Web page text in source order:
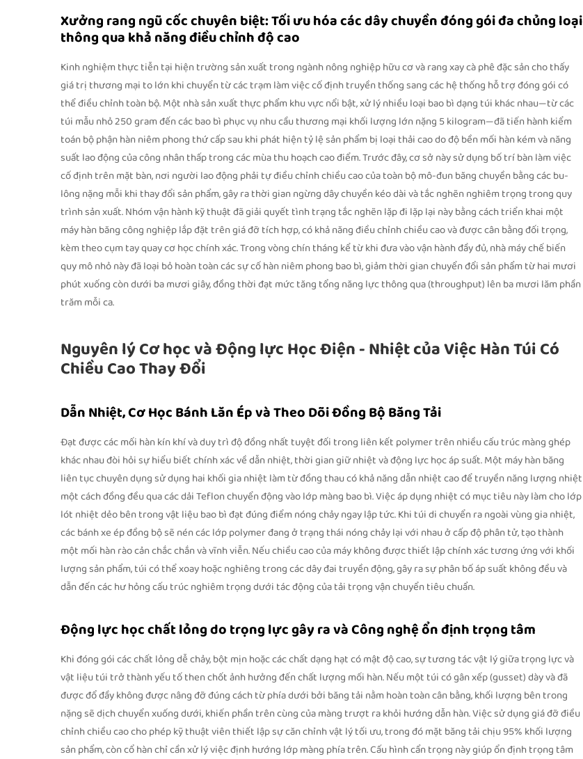
Xưởng rang ngũ cốc chuyên biệt: Tối ưu hóa các dây chuyền đóng gói đa chủng loại
thông qua khả năng điều chỉnh độ cao
Kinh nghiệm thực tiễn tại hiện trường sản xuất trong ngành nông nghiệp hữu cơ và rang xay cà phê đặc sản cho thấy
giá trị thương mại to lớn khi chuyển từ các trạm làm việc cố định truyền thống sang các hệ thống hỗ trợ đóng gói có
thể điều chỉnh toàn bộ. Một nhà sản xuất thực phẩm khu vực nổi bật, xử lý nhiều loại bao bì dạng túi khác nhau—từ các
túi mẫu nhỏ 250 gram đến các bao bì phục vụ nhu cầu thương mại khối lượng lớn nặng 5 kilogram—đã tiến hành kiểm
toán bộ phận hàn niêm phong thứ cấp sau khi phát hiện tỷ lệ sản phẩm bị loại thải cao do độ bền mối hàn kém và năng
suất lao động của công nhân thấp trong các mùa thu hoạch cao điểm. Trước đây, cơ sở này sử dụng bố trí bàn làm việc
cố định trên mặt bàn, nơi người lao động phải tự điều chỉnh chiều cao của toàn bộ mô-đun băng chuyền bằng các bu-
lông nặng mỗi khi thay đổi sản phẩm, gây ra thời gian ngừng dây chuyền kéo dài và tắc nghẽn nghiêm trọng trong quy
trình sản xuất. Nhóm vận hành kỹ thuật đã giải quyết tình trạng tắc nghẽn lặp đi lặp lại này bằng cách triển khai một
máy hàn băng công nghiệp lắp đặt trên giá đỡ tích hợp, có khả năng điều chỉnh chiều cao và được cân bằng đối trọng,
kèm theo cụm tay quay cơ học chính xác. Trong vòng chín tháng kể từ khi đưa vào vận hành đầy đủ, nhà máy chế biến
quy mô nhỏ này đã loại bỏ hoàn toàn các sự cố hàn niêm phong bao bì, giảm thời gian chuyển đổi sản phẩm từ hai mươi
phút xuống còn dưới ba mươi giây, đồng thời đạt mức tăng tổng năng lực thông qua (throughput) lên ba mươi lăm phần
trăm mỗi ca.
Nguyên lý Cơ học và Động lực Học Điện - Nhiệt của Việc Hàn Túi Có
Chiều Cao Thay Đổi
Dẫn Nhiệt, Cơ Học Bánh Lăn Ép và Theo Dõi Đồng Bộ Băng Tải
Đạt được các mối hàn kín khí và duy trì độ đồng nhất tuyệt đối trong liên kết polymer trên nhiều cấu trúc màng ghép
khác nhau đòi hỏi sự hiểu biết chính xác về dẫn nhiệt, thời gian giữ nhiệt và động lực học áp suất. Một máy hàn băng
liên tục chuyên dụng sử dụng hai khối gia nhiệt làm từ đồng thau có khả năng dẫn nhiệt cao để truyền năng lượng nhiệt
một cách đồng đều qua các dải Teflon chuyển động vào lớp màng bao bì. Việc áp dụng nhiệt có mục tiêu này làm cho lớp
lót nhiệt dẻo bên trong vật liệu bao bì đạt đúng điểm nóng chảy ngay lập tức. Khi túi di chuyển ra ngoài vùng gia nhiệt,
các bánh xe ép đồng bộ sẽ nén các lớp polymer đang ở trạng thái nóng chảy lại với nhau ở cấp độ phân tử, tạo thành
một mối hàn rào cản chắc chắn và vĩnh viễn. Nếu chiều cao của máy không được thiết lập chính xác tương ứng với khối
lượng sản phẩm, túi có thể xoay hoặc nghiêng trong các dây đai truyền động, gây ra sự phân bố áp suất không đều và
dẫn đến các hư hỏng cấu trúc nghiêm trọng dưới tác động của tải trọng vận chuyển tiêu chuẩn.
Động lực học chất lỏng do trọng lực gây ra và Công nghệ ổn định trọng tâm
Khi đóng gói các chất lỏng dễ chảy, bột mịn hoặc các chất dạng hạt có mật độ cao, sự tương tác vật lý giữa trọng lực và
vật liệu túi trở thành yếu tố then chốt ảnh hưởng đến chất lượng mối hàn. Nếu một túi có gân xếp (gusset) dày và đã
được đổ đầy không được nâng đỡ đúng cách từ phía dưới bởi băng tải nằm hoàn toàn cân bằng, khối lượng bên trong
nặng sẽ dịch chuyển xuống dưới, khiến phần trên cùng của màng trượt ra khỏi hướng dẫn hàn. Việc sử dụng giá đỡ điều
chỉnh chiều cao cho phép kỹ thuật viên thiết lập sự căn chỉnh vật lý tối ưu, trong đó mặt băng tải chịu 95% khối lượng
sản phẩm, còn cổ hàn chỉ cần xử lý việc định hướng lớp màng phía trên. Cấu hình cẩn trọng này giúp ổn định trọng tâm